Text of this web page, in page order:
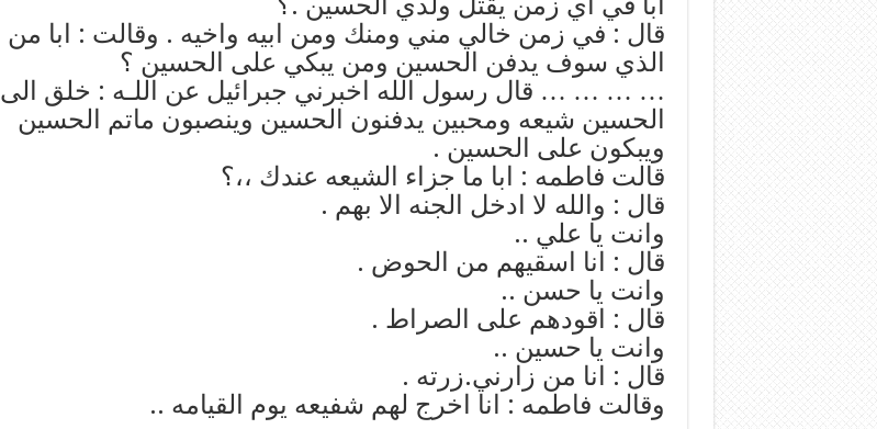
قال : في زمن خالي مني ومنك ومن ابيه واخيه . وقالت : ابا من
الذي سوف يدفن الحسين ومن يبكي على الحسين ؟
… … … … قال رسول الله اخبرني جبرائيل عن اللـه : خلق الى
الحسين شيعه ومحبين يدفنون الحسين وينصبون ماتم الحسين
ويبكون على الحسين .
قالت فاطمه : ابا ما جزاء الشيعه عندك ،،؟
قال : والله لا ادخل الجنه الا بهم .
وانت يا علي ..
قال : انا اسقيهم من الحوض .
وانت يا حسن ..
قال : اقودهم على الصراط .
وانت يا حسين ..
قال : انا من زارني.زرته .
وقالت فاطمه : انا اخرج لهم شفيعه يوم القيامه ..